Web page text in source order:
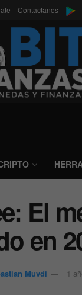
Contactanos
El
en
Muvdi 1